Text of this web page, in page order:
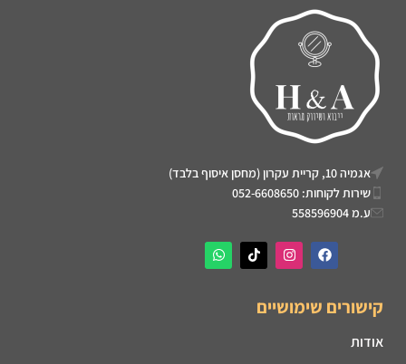
אגמיה 10, קריית עקרון (מחסן איסוף בלבד)
שירות לקוחות: 052-6608650
ע.מ 558596904
קישורים שימושיים
אודות